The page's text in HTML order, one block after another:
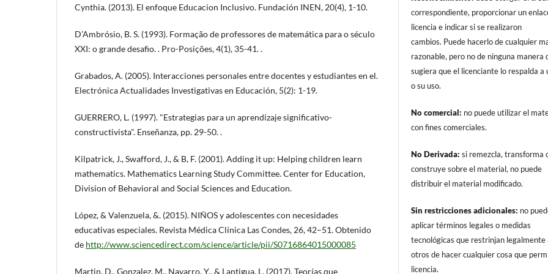
Cynthia. (2013). El enfoque Educacion Inclusivo. Fundación INEN, 20(4), 1-10.
D’Ambrósio, B. S. (1993). Formação de professores de matemática para o século
XXI: o grande desafio. . Pro-Posições, 4(1), 35-41. .
Grabados, A. (2005). Interacciones personales entre docentes y estudiantes en el.
Electrónica Actualidades Investigativas en Educación, 5(2): 1-19.
GUERRERO, L. (1997). "Estrategias para un aprendizaje significativo-
constructivista". Enseñanza, pp. 29-50. .
Kilpatrick, J., Swafford, J., & B, F. (2001). Adding it up: Helping children learn
mathematics. Mathematics Learning Study Committee. Center for Education,
Division of Behavioral and Social Sciences and Education.
López, & Valenzuela, &. (2015). NIÑOS y adolescentes con necesidades
educativas especiales. Revista Médica Clínica Las Condes, 26, 42–51. Obtenido
de http://www.sciencedirect.com/science/article/pii/S0716864015000085
Martin, D., Gonzalez, M., Navarro, Y., & Lantigua, L. (2017). Teorías que
correspondiente, proporcionar un
licencia e indicar si se realizaron
cambios. Puede hacerlo de cualquier
razonable, pero no de ninguna manera
sugiera que el licenciante lo respalda a
o su uso.
No comercial: no puede utilizar el
con fines comerciales.
No Derivada: si remezcla, transforma
construye sobre el material, no puede
distribuir el material modificado.
Sin restricciones adicionales: no
aplicar términos legales o medidas
tecnológicas que restrinjan legalmente
otros de hacer cualquier cosa que
licencia.